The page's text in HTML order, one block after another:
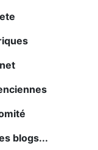
blogs...